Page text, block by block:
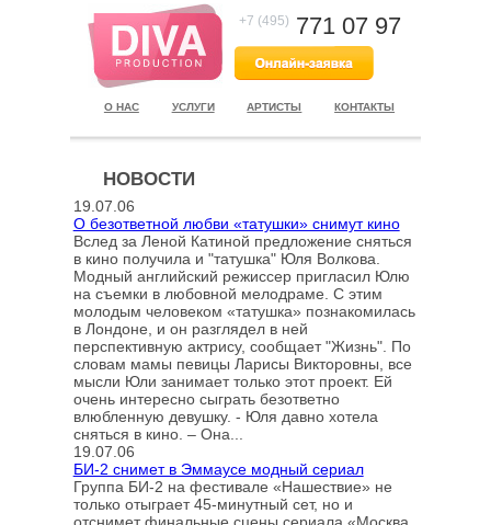
+7 (495) 771 07 97
О НАС УСЛУГИ АРТИСТЫ КОНТАКТЫ
НОВОСТИ
19.07.06
О безответной любви «татушки» снимут кино
Вслед за Леной Катиной предложение сняться
в кино получила и "татушка" Юля Волкова.
Модный английский режиссер пригласил Юлю
на съемки в любовной мелодраме. С этим
молодым человеком «татушка» познакомилась
в Лондоне, и он разглядел в ней
перспективную актрису, сообщает "Жизнь". По
словам мамы певицы Ларисы Викторовны, все
мысли Юли занимает только этот проект. Ей
очень интересно сыграть безответно
влюбленную девушку. - Юля давно хотела
сняться в кино. – Она...
19.07.06
БИ-2 снимет в Эммаусе модный сериал
Группа БИ-2 на фестивале «Нашествие» не
только отыграет 45-минутный сет, но и
отснимет финальные сцены сериала «Москва